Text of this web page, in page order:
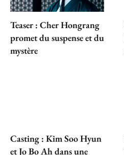
Teaser : Cher Hongrang
promet du suspense et du
mystère
Casting : Kim Soo Hyun
et Jo Bo Ah dans une